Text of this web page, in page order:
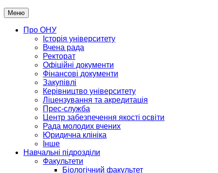
Меню
Про ОНУ
Історія університету
Вчена рада
Ректорат
Офіційні документи
Фінансові документи
Закупівлі
Керівництво університету
Ліцензування та акредитація
Прес-служба
Центр забезпечення якості освіти
Рада молодих вчених
Юридична клініка
Інше
Навчальні підрозділи
Факультети
Біологічний факультет